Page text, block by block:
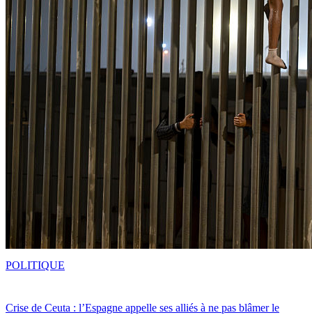
Crise de Ceuta : l’Espagne appelle ses alliés à ne pas blâmer le
POLITIQUE